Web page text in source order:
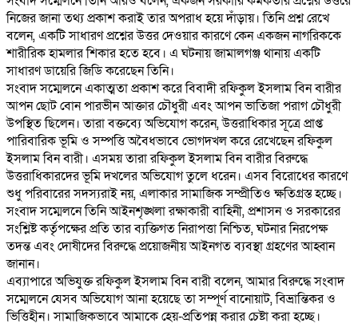
নিজের জানা তথ্য প্রকাশ করাই তার অপরাধ হয়ে দাঁড়ায়। তিনি প্রশ্ন রেখে
বলেন, একটি সাধারণ প্রশ্নের উত্তর দেওয়ার কারণে কেন একজন নাগরিককে
শারীরিক হামলার শিকার হতে হবে। এ ঘটনায় জামালগঞ্জ থানায় একটি
সাধারণ ডায়েরি জিডি করেছেন তিনি।
‎সংবাদ সম্মেলনে একাত্মতা প্রকাশ করে বিবাদী রফিকুল ইসলাম বিন বারীর
আপন ছোট বোন পারভীন আক্তার চৌধুরী এবং আপন ভাতিজা পরাগ চৌধুরী
উপস্থিত ছিলেন। তারা বক্তব্যে অভিযোগ করেন, উত্তরাধিকার সূত্রে প্রাপ্ত
পারিবারিক ভূমি ও সম্পত্তি অবৈধভাবে ভোগদখল করে রেখেছেন রফিকুল
ইসলাম বিন বারী। এসময় তারা রফিকুল ইসলাম বিন বারীর বিরুদ্ধে
উত্তরাধিকারদের ভূমি দখলের অভিযোগ তুলে ধরেন। এসব বিরোধের কারণে
শুধু পরিবারের সদস্যরাই নয়, এলাকার সামাজিক সম্প্রীতিও ক্ষতিগ্রস্ত হচ্ছে।
‎সংবাদ সম্মেলনে তিনি আইনশৃঙ্খলা রক্ষাকারী বাহিনী, প্রশাসন ও সরকারের
সংশ্লিষ্ট কর্তৃপক্ষের প্রতি তার ব্যক্তিগত নিরাপত্তা নিশ্চিত, ঘটনার নিরপেক্ষ
তদন্ত এবং দোষীদের বিরুদ্ধে প্রয়োজনীয় আইনগত ব্যবস্থা গ্রহণের আহ্বান
জানান।
‎এব্যাপারে অভিযুক্ত রফিকুল ইসলাম বিন বারী বলেন, আমার বিরুদ্ধে সংবাদ
সম্মেলনে যেসব অভিযোগ আনা হয়েছে তা সম্পূর্ণ বানোয়াট, বিভ্রান্তিকর ও
ভিত্তিহীন। সামাজিকভাবে আমাকে হেয়-প্রতিপন্ন করার চেষ্টা করা হচ্ছে।